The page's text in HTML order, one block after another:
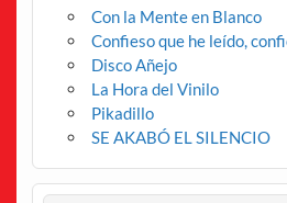
Con la Mente en Blanco
Confieso que he leído,
Disco Añejo
La Hora del Vinilo
Pikadillo
SE AKABÓ EL SILENCIO